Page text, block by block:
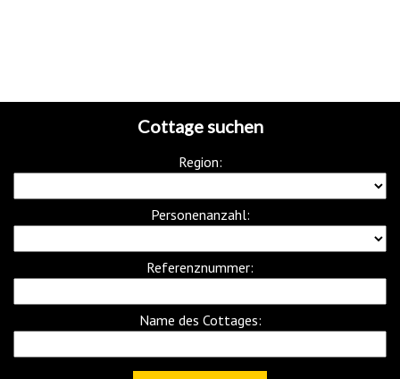
Cottage suchen
Region:
Personenanzahl:
Referenznummer:
Name des Cottages: